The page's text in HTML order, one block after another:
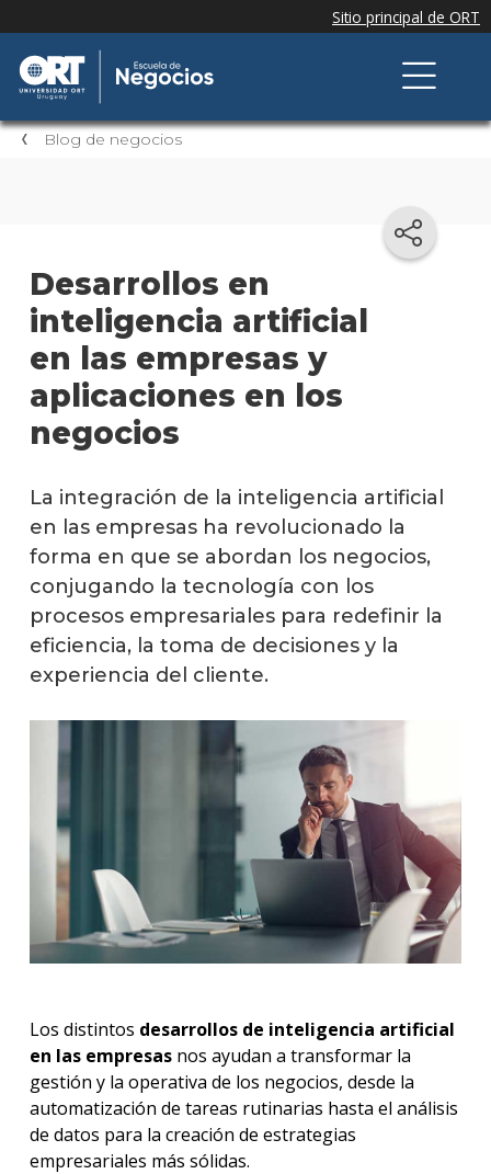
Blog de negocios
Desarrollos en
inteligencia artificial
en las empresas y
aplicaciones en los
negocios
La integración de la inteligencia artificial
en las empresas ha revolucionado la
forma en que se abordan los negocios,
conjugando la tecnología con los
procesos empresariales para redefinir la
eficiencia, la toma de decisiones y la
experiencia del cliente.
Los distintos desarrollos de inteligencia artificial
en las empresasnos ayudan a transformar la
gestión y la operativa de los negocios, desde la
automatización de tareas rutinarias hasta el análisis
de datos para la creación de estrategias
empresariales más sólidas.